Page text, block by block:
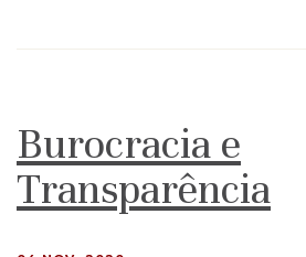
Burocracia e
Transparência